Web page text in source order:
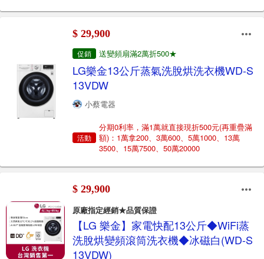
$ 29,900
促銷 送變頻扇滿2萬折500★
LG樂金13公斤蒸氣洗脫烘洗衣機WD-S
13VDW
小蔡電器
活動
分期0利率，滿1萬就直接現折500元(再重疊滿
額)：1萬拿200、3萬600、5萬1000、13萬
3500、15萬7500、50萬20000
$ 29,900
原廠指定經銷★品質保證
【LG 樂金】家電快配13公斤◆WiFi蒸
洗脫烘變頻滾筒洗衣機◆冰磁白(WD-S
13VDW)